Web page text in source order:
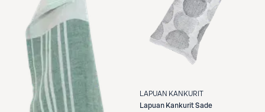
LAPUAN KANKURIT
Lapuan KankuritSade